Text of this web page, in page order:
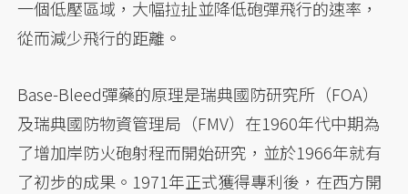
一個低壓區域，大幅拉扯並降低砲彈飛行的速率，
從而減少飛行的距離。
Base-Bleed彈藥的原理是瑞典國防研究所（FOA）
及瑞典國防物資管理局（FMV）在1960年代中期為
了增加岸防火砲射程而開始研究，並於1966年就有
了初步的成果。1971年正式獲得專利後，在西方開